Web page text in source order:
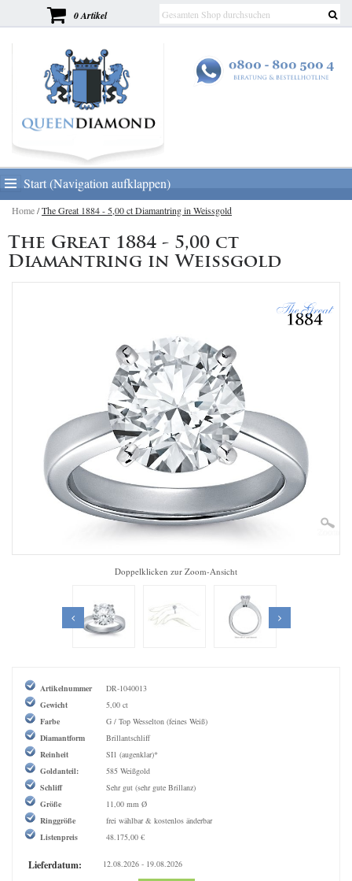
0 Artikel
Start (Navigation aufklappen)
Home/The Great 1884 - 5,00 ct Diamantring in Weissgold
The Great 1884 - 5,00 ct
Diamantring in Weissgold
Zoom
Doppelklicken zur Zoom-Ansicht
Artikelnummer
DR-1040013
Gewicht
5,00 ct
Farbe
G / Top Wesselton (feines Weiß)
Diamantform
Brillantschliff
Reinheit
SI1 (augenklar)*
Goldanteil:
585 Weißgold
Schliff
Sehr gut (sehr gute Brillanz)
Größe
11,00 mm Ø
Ringgröße
frei wählbar & kostenlos änderbar
Listenpreis
48.175,00 €
Lieferdatum: 12.08.2026 - 19.08.2026